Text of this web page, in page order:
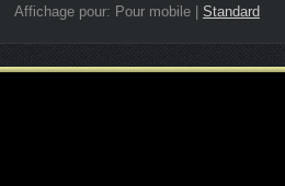
Affichage pour: Pour mobile| Standard